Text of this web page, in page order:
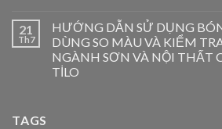
21
Th7
HƯỚNG DẪN SỬ DỤNG
DÙNG SO MÀU VÀ KIỂM
NGÀNH SƠN VÀ NỘI THẤT
TİLO
TAGS